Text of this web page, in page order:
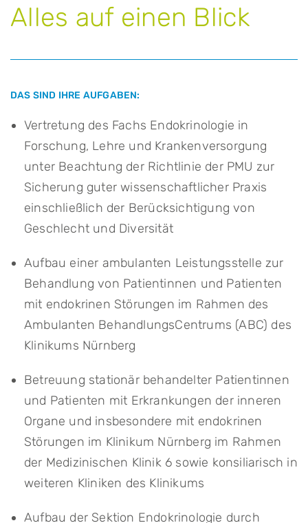
Alles auf einen Blick
DAS SIND IHRE AUFGABEN:
Vertretung des Fachs Endokrinologie in
Forschung, Lehre und Krankenversorgung
unter Beachtung der Richtlinie der PMU zur
Sicherung guter wissenschaftlicher Praxis
einschließlich der Berücksichtigung von
Geschlecht und Diversität
Aufbau einer ambulanten Leistungsstelle zur
Behandlung von Patientinnen und Patienten
mit endokrinen Störungen im Rahmen des
Ambulanten BehandlungsCentrums (ABC) des
Klinikums Nürnberg
Betreuung stationär behandelter Patientinnen
und Patienten mit Erkrankungen der inneren
Organe und insbesondere mit endokrinen
Störungen im Klinikum Nürnberg im Rahmen
der Medizinischen Klinik 6 sowie konsiliarisch in
weiteren Kliniken des Klinikums
Aufbau der Sektion Endokrinologie durch